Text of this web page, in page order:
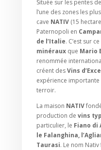
Située sur les pentes
l’une des zones les
cave NATIV(15
Paternopoli en
de l’Italie. C’est sur ce
minérauxque Mario
renommée
créent desVins
expérience
terroir.
La maison NATIV
production de vins
particulier, le Fiano di
le Falanghina,
Taurasi. Le nom